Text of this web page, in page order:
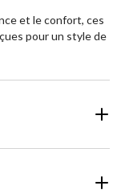
et le confort, ces
pour un style de